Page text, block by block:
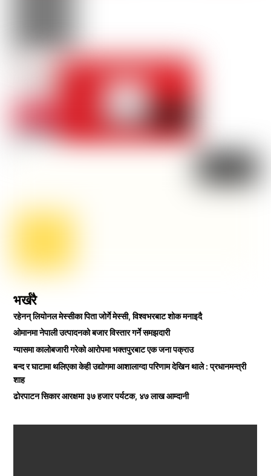
भर्खरै
रहेनन् लियोनल मेस्सीका पिता जोर्गे मेस्सी, विश्वभरबाट शोक मनाइदै
ओमानमा नेपाली उत्पादनको बजार विस्तार गर्ने समझदारी
ग्यासमा कालोबजारी गरेको आरोपमा भक्तपुरबाट एक जना पक्राउ
बन्द र घाटामा थलिएका केही उद्योगमा आशालाग्दा परिणाम देखिन थाले : प्रधानमन्त्री
शाह
ढोरपाटन सिकार आरक्षमा ३७ हजार पर्यटक, ४७ लाख आम्दानी